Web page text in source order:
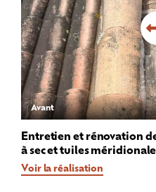
Avant
Entretien et rénovation
à sec et tuiles
Voir la réalisation